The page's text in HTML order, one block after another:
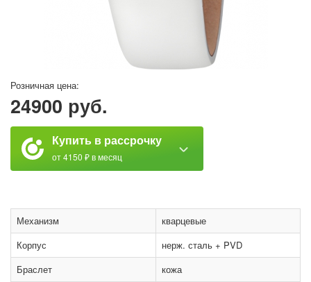
Розничная цена:
24900 руб.
Купить в рассрочку
от 4150 ₽ в месяц
Механизм
кварцевые
Корпус
нерж. сталь + PVD
Браслет
кожа